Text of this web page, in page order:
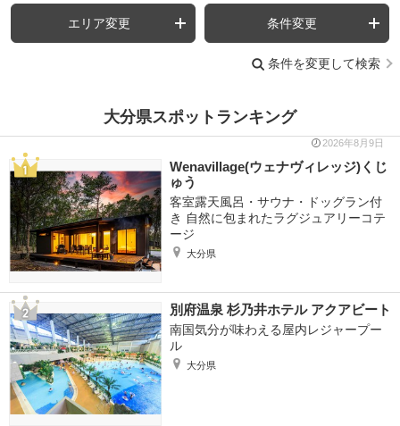
エリア変更 条件変更
条件を変更して検索
大分県スポットランキング
2026年8月9日
Wenavillage(ウェナヴィレッジ)くじ
ゅう
客室露天風呂・サウナ・ドッグラン付
き 自然に包まれたラグジュアリーコテ
ージ
大分県
別府温泉 杉乃井ホテル アクアビート
南国気分が味わえる屋内レジャープー
ル
大分県